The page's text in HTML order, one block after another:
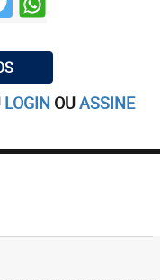
LOGIN OUASSINE